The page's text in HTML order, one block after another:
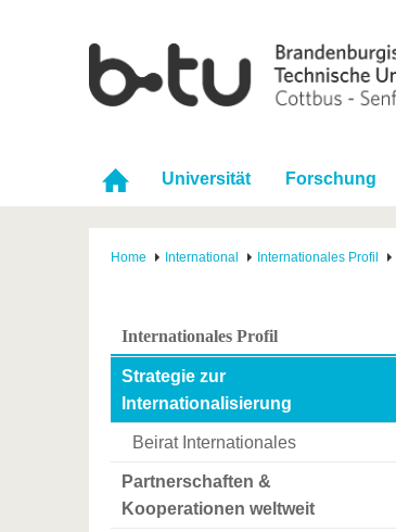
Universität Forschung
Home International Internationales Profil
Internationales Profil
Strategie zur
Internationalisierung
Beirat Internationales
Partnerschaften &
Kooperationen weltweit